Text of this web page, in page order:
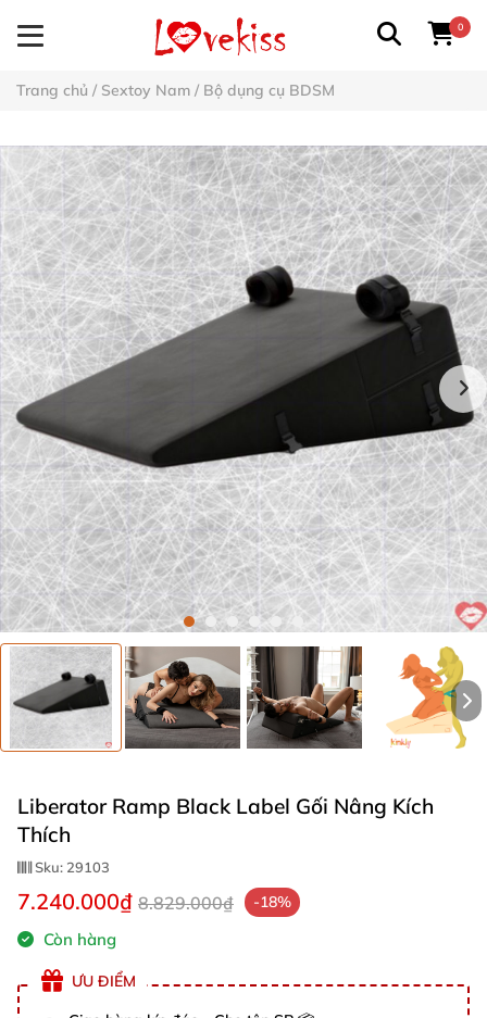
0
Trang chủ / Sextoy Nam / Bộ dụng cụ BDSM
Liberator Ramp Black Label Gối Nâng Kích
Thích
Sku: 29103
7.240.000₫ 8.829.000₫ -18%
Còn hàng
ƯU ĐIỂM